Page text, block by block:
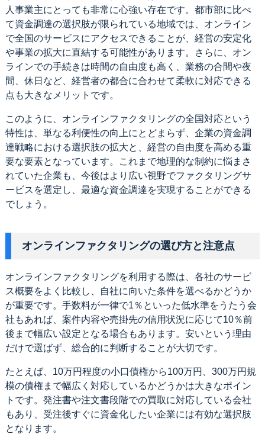
人事業主にとっても非常に心強い存在です。都市部に比べ
て資金調達の選択肢が限られている地域では、オンライン
で全国のサービスにアクセスできることが、経営の安定化
や事業の拡大に直結する可能性があります。さらに、オン
ラインでの手続きは時間の自由度も高く、業務の合間や夜
間、休日など、経営者の都合に合わせて柔軟に対応できる
点も大きなメリットです。
このように、オンラインファクタリングの全国対応という
特性は、単なる利便性の向上にとどまらず、企業の資金調
達戦略における選択肢の拡大と、経営の自由度を高める重
要な要素となっています。これまで地理的な制約に悩まさ
れていた企業も、今後はより広い視野でファクタリングサ
ービスを選定し、最適な資金調達を実現することができる
でしょう。
オンラインファクタリングの選び方と注意点
オンラインファクタリングを利用する際は、各社のサービ
ス概要をよく比較し、自社に向いた条件を選べるかどうか
が重要です。手数料が一律で1％といった低水準をうたう会
社もあれば、案件内容や売掛先の信用状況に応じて10％前
後まで幅広い設定となる場合もあります。安いという理由
だけで選ばず、総合的に判断することが大切です。
たとえば、10万円程度の小口債権から100万円、300万円規
模の債権まで幅広く対応しているかどうかは大きなポイン
トです。発注書や注文書段階での買取に対応している会社
もあり、受注後すぐに資金化したい企業には有効な選択肢
となります。